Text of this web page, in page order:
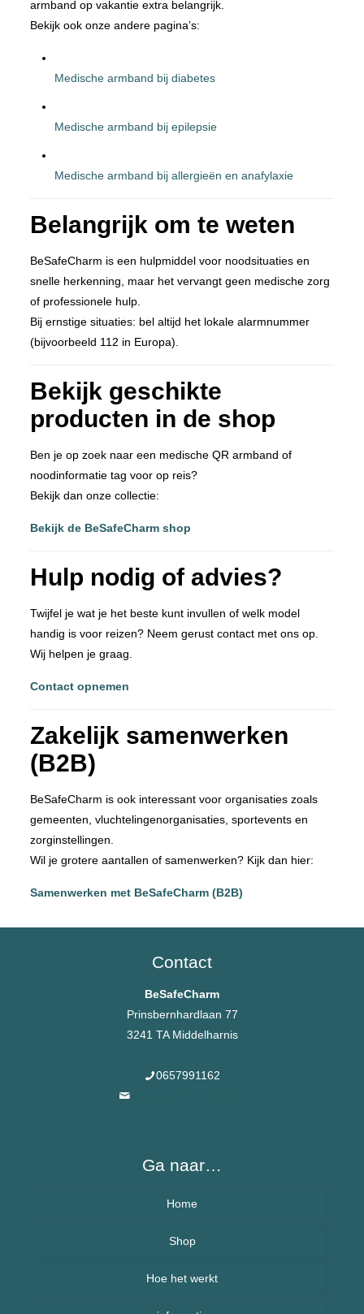
armband op vakantie extra belangrijk.
Bekijk ook onze andere pagina’s:
Medische armband bij diabetes
Medische armband bij epilepsie
Medische armband bij allergieën en anafylaxie
Belangrijk om te weten
BeSafeCharm is een hulpmiddel voor noodsituaties en
snelle herkenning, maar het vervangt geen medische zorg
of professionele hulp.
Bij ernstige situaties: bel altijd het lokale alarmnummer
(bijvoorbeeld 112 in Europa).
Bekijk geschikte
producten in de shop
Ben je op zoek naar een medische QR armband of
noodinformatie tag voor op reis?
Bekijk dan onze collectie:
Bekijk de BeSafeCharm shop
Hulp nodig of advies?
Twijfel je wat je het beste kunt invullen of welk model
handig is voor reizen? Neem gerust contact met ons op.
Wij helpen je graag.
Contact opnemen
Zakelijk samenwerken
(B2B)
BeSafeCharm is ook interessant voor organisaties zoals
gemeenten, vluchtelingenorganisaties, sportevents en
zorginstellingen.
Wil je grotere aantallen of samenwerken? Kijk dan hier:
Samenwerken met BeSafeCharm (B2B)
Contact
BeSafeCharm
Prinsbernhardlaan 77
3241 TA Middelharnis
0657991162
Ga naar…
Home
Over BeSafeCharm – ons verhaal
Shop
Armbanden
Hoe het werkt